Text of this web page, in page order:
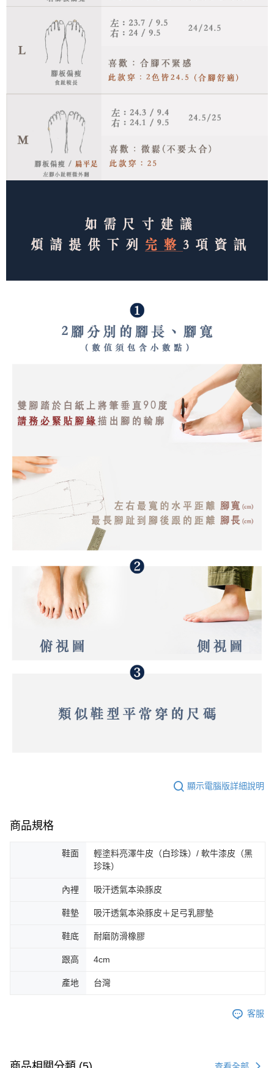
顯示電腦版詳細說明
商品規格
鞋面
輕塗料亮澤牛皮（白珍珠）/ 軟牛漆皮（黑
珍珠）
內裡 吸汗透氣本染豚皮
鞋墊 吸汗透氣本染豚皮＋足弓乳膠墊
鞋底 耐磨防滑橡膠
跟高 4cm
產地 台灣
客服
查看全部